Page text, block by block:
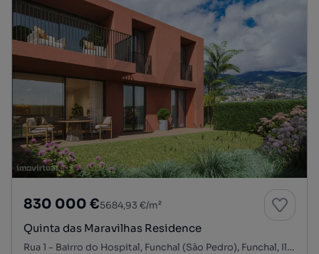
830 000 €5684,93 €/m²
Quinta das Maravilhas Residence
Rua 1 - Bairro do Hospital, Funchal (São Pedro), Funchal, Ilha da Madeira